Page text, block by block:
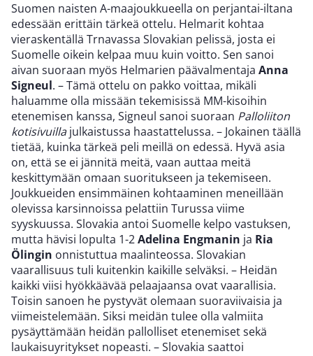
Suomen naisten A-maajoukkueella on perjantai-iltana
edessään erittäin tärkeä ottelu. Helmarit kohtaa
vieraskentällä Trnavassa Slovakian pelissä, josta ei
Suomelle oikein kelpaa muu kuin voitto. Sen sanoi
aivan suoraan myös Helmarien päävalmentaja Anna
Signeul. – Tämä ottelu on pakko voittaa, mikäli
haluamme olla missään tekemisissä MM-kisoihin
etenemisen kanssa, Signeul sanoi suoraan Palloliiton
kotisivuillajulkaistussa haastattelussa.– Jokainen täällä
tietää, kuinka tärkeä peli meillä on edessä. Hyvä asia
on, että se ei jännitä meitä, vaan auttaa meitä
keskittymään omaan suoritukseen ja tekemiseen.
Joukkueiden ensimmäinen kohtaaminen meneillään
olevissa karsinnoissa pelattiin Turussa viime
syyskuussa. Slovakia antoi Suomelle kelpo vastuksen,
mutta hävisi lopulta 1-2Adelina Engmanin ja Ria
Ölingin onnistuttua maalinteossa. Slovakian
vaarallisuus tuli kuitenkin kaikille selväksi. – Heidän
kaikki viisi hyökkäävää pelaajaansa ovat vaarallisia.
Toisin sanoen he pystyvät olemaan suoraviivaisia ja
viimeistelemään. Siksi meidän tulee olla valmiita
pysäyttämään heidän pallolliset etenemiset sekä
laukaisuyritykset nopeasti. – Slovakia saattoi